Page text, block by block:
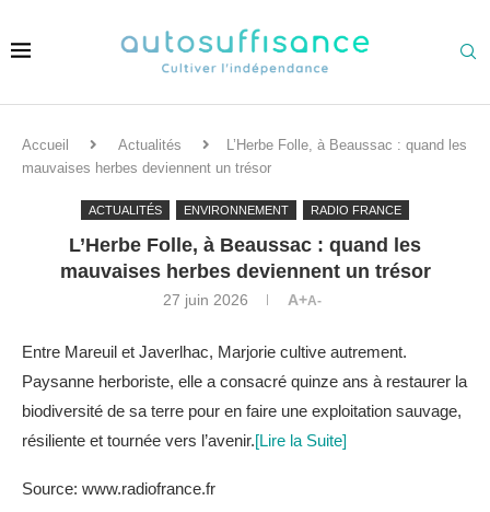
Accueil Actualités
L’Herbe Folle, à Beaussac : quand les
mauvaises herbes deviennent un trésor
ACTUALITÉS ENVIRONNEMENT RADIO FRANCE
L’Herbe Folle, à Beaussac : quand les
mauvaises herbes deviennent un trésor
27 juin 2026 A+A-
Entre Mareuil et Javerlhac, Marjorie cultive autrement.
Paysanne herboriste, elle a consacré quinze ans à restaurer la
biodiversité de sa terre pour en faire une exploitation sauvage,
résiliente et tournée vers l’avenir.[Lire la Suite]
Source: www.radiofrance.fr